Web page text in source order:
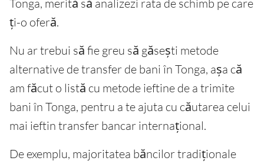
Tonga, merită să analizezi rata de schimb pe care
ți-o oferă.
Nu ar trebui să fie greu să găsești metode
alternative de transfer de bani în Tonga, așa că
am făcut o listă cu metode ieftine de a trimite
bani în Tonga, pentru a te ajuta cu căutarea celui
mai ieftin transfer bancar internațional.
De exemplu, majoritatea băncilor tradiționale